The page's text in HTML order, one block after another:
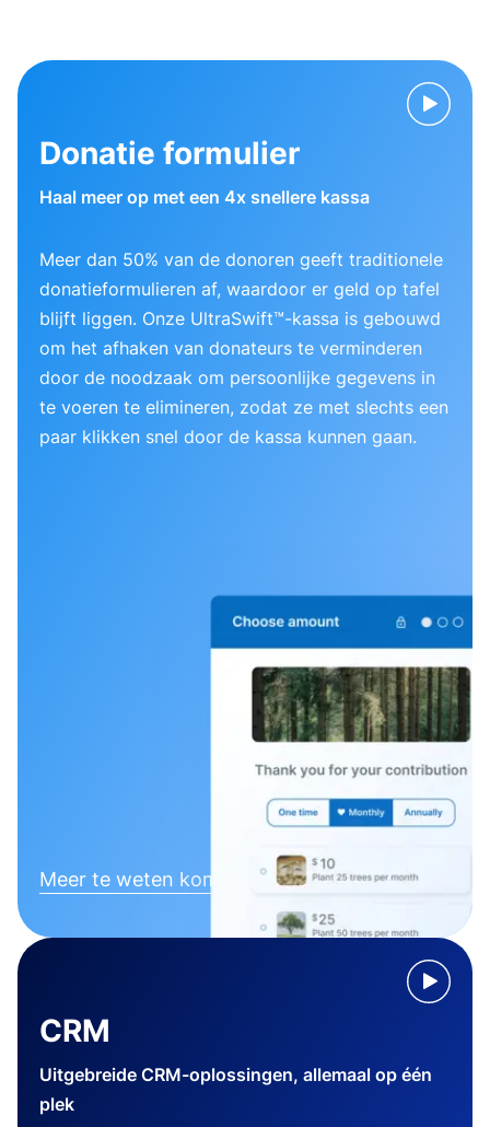
Donatie formulier
Haal meer op met een 4x snellere kassa
Meer dan 50% van de donoren geeft traditionele
donatieformulieren af, waardoor er geld op tafel
blijft liggen. Onze UltraSwift™-kassa is gebouwd
om het afhaken van donateurs te verminderen
door de noodzaak om persoonlijke gegevens in
te voeren te elimineren, zodat ze met slechts een
paar klikken snel door de kassa kunnen gaan.
Meer te weten komen
CRM
Uitgebreide CRM-oplossingen, allemaal op één
plek